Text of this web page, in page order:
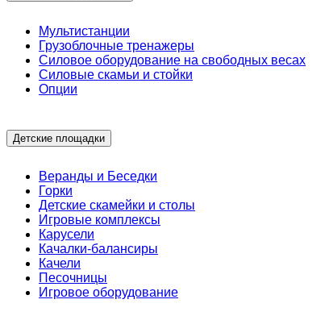
Мультистанции
Грузоблочные тренажеры
Силовое оборудование на свободных весах
Силовые скамьи и стойки
Опции
Детские площадки
Веранды и Беседки
Горки
Детские скамейки и столы
Игровые комплексы
Карусели
Качалки-балансиры
Качели
Песочницы
Игровое оборудование